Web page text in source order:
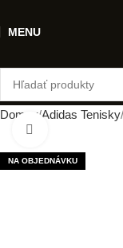
MENU
Domov Adidas Tenisky
NA OBJEDNÁVKU